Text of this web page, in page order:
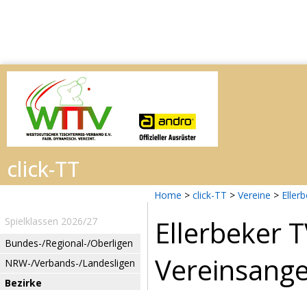
Home > click-TT > Vereine >
Spielklassen 2026/27
Bundes-/Regional-/Oberligen
NRW-/Verbands-/Landesligen
Bezirke
Ellerbeker